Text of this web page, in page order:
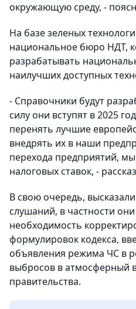
окружающую среду, -
На базе зеленых
национальное бюро НДТ,
разрабатывать
наилучших доступных
- Справочники будут
силу они вступят в 2025
перенять лучшие
внедрять их в наши
перехода предприятий,
налоговых ставок, -
В свою очередь,
слушаний, в частности они
необходимость
формулировок кодекса,
объявления режима ЧС в
выбросов в атмосферный
правительства.